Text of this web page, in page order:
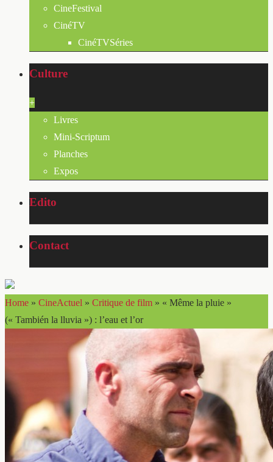
CineFestival
CinéTV
CinéTVSéries
Culture
+
Livres
Mini-Scriptum
Planches
Expos
Edito
Contact
Home » CineActuel » Critique de film » « Même la pluie »
(« También la lluvia ») : l’eau et l’or